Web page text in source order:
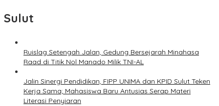
Sulut
Ruislag Setengah Jalan, Gedung Bersejarah Minahasa
Raad di Titik Nol Manado Milik TNI-AL
Jalin Sinergi Pendidikan, FIPP UNIMA dan KPID Sulut Teken
Kerja Sama; Mahasiswa Baru Antusias Serap Materi
Literasi Penyiaran